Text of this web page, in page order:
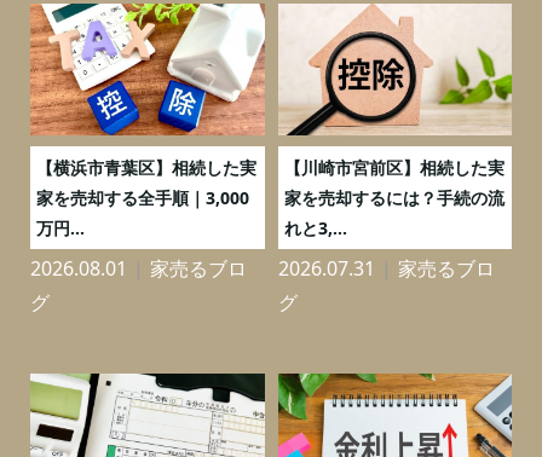
【横浜市青葉区】相続した実
家を売却する全手順｜3,000
万円...
2026.08.01
家売るブロ
グ
【川崎市宮前区】相続した実
家を売却するには？手続の流
れと3,...
2026.07.31
家売るブロ
グ